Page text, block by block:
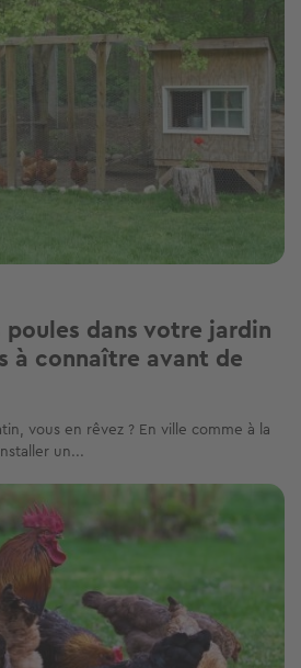
poules dans votre jardin
à connaître avant de
vous en rêvez ? En ville comme à la
un...